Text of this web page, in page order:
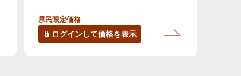
県民限定価格
ログインして価格を表示